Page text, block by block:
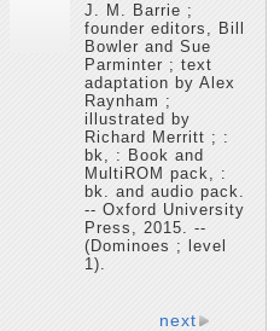
J. M. Barrie ;
founder editors, Bill
Bowler and Sue
Parminter ; text
adaptation by Alex
Raynham ;
illustrated by
Richard Merritt ; :
bk, : Book and
MultiROM pack, :
bk. and audio pack.
-- Oxford University
Press, 2015. --
(Dominoes ; level
1).
next